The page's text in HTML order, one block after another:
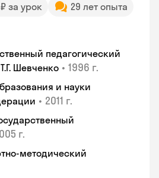
за урок
29 лет опыта
педагогический
Шевченко • 1996 г.
и науки
• 2011 г.
г.
методический